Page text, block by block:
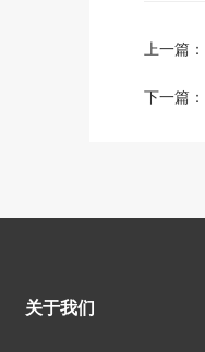
上一篇：
下一篇：
关于我们